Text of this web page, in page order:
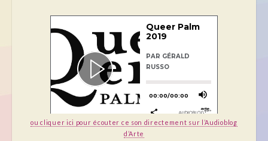
ou cliquer ici pour écouter ce son directement sur l’Audioblog
d’Arte